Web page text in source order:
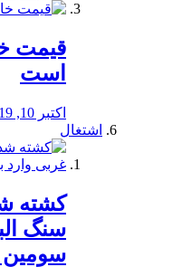
قیمت
است
اکتبر 10, 2019
اشتغال
سنگ